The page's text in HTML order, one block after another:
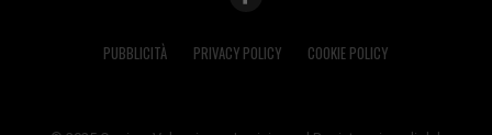
PUBBLICITÀ PRIVACY POLICY COOKIE POLICY